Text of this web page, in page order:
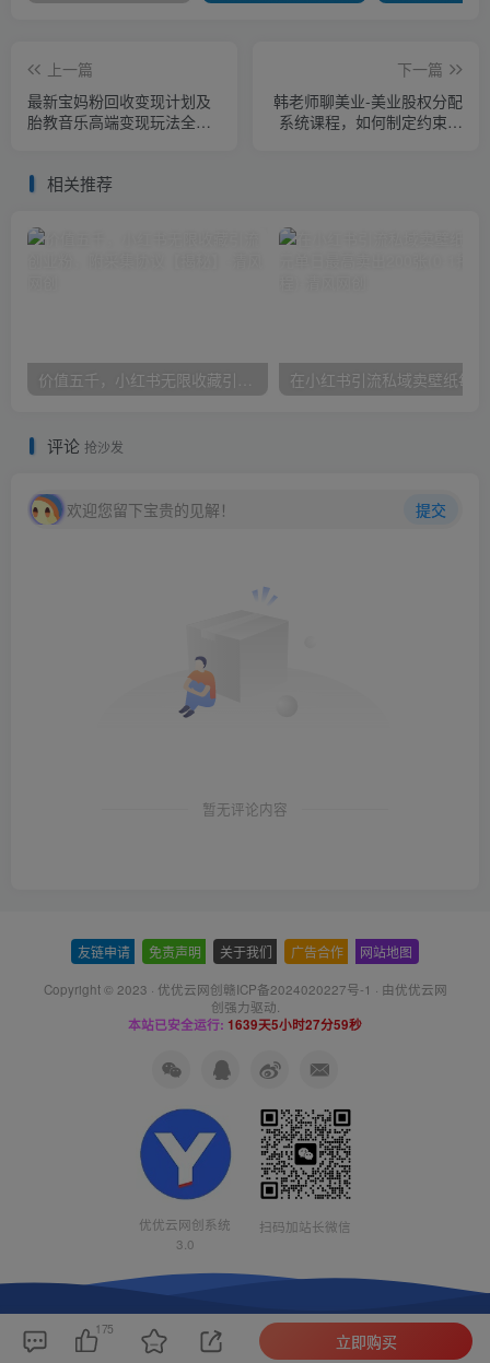
上一篇
最新宝妈粉回收变现计划及
胎教音乐高端变现玩法全套
下一篇
韩老师聊美业-美业股权分配
系统课程，如何制定约束股
相关推荐
价值五千，小红书无限收藏引流创业粉，附采集协议【揭秘】
评论 抢沙发
欢迎您留下宝贵的见解！ 提交
暂无评论内容
友链申请 免责声明 关于我们 广告合作 网站地图
Copyright © 2023 · 优优云网创赣ICP备2024020227号-1 · 由优优云网
创强力驱动.
本站已安全运行: 1639天5小时27分59秒
优优云网创系统
3.0
扫码加站长微信
175
立即购买